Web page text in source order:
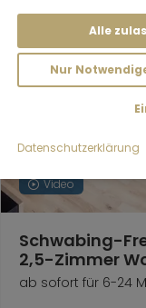
Video
Schwabing-
2,5-Zimmer
ab sofort für 6-24
Alle
Nur
Datenschutzerklärung